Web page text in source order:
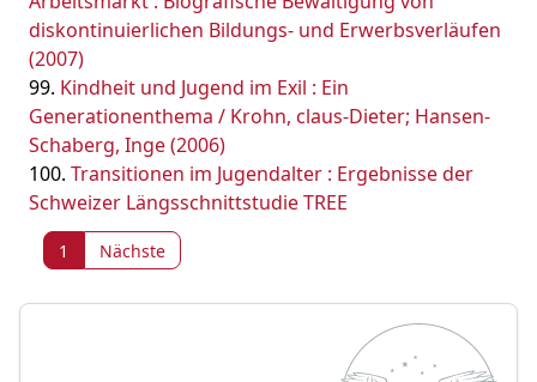
diskontinuierlichen Bildungs- und Erwerbsverläufen
(2007)
Kindheit und Jugend im Exil : Ein
Generationenthema / Krohn, claus-Dieter; Hansen-
Schaberg, Inge (2006)
Transitionen im Jugendalter : Ergebnisse der
Schweizer Längsschnittstudie TREE
1 Nächste